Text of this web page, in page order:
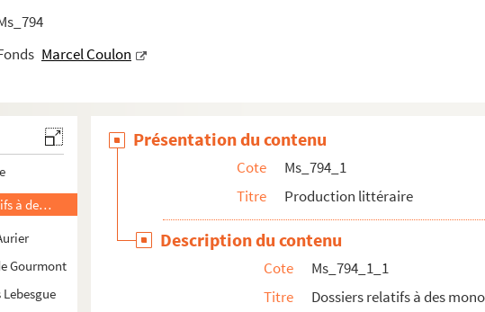
Marcel Coulon
à des monographies éditées et classés par ordre chronologique
Gourmont
Présentation du contenu
Cote
Ms_794_1
Titre
Production littéraire
Description du contenu
Cote
Ms_794_1_1
Titre
Dossiers relatifs à des